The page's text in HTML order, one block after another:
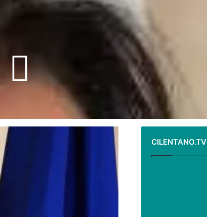
CILENTANO.TV